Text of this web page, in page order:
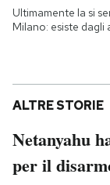
Ultimamente la si
Milano: esiste
ALTRE STORIE
Netanyahu
per il